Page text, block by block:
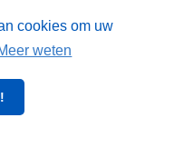
cookies om uw
weten